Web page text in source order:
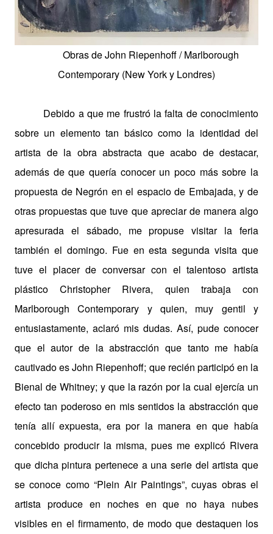
Obras de John Riepenhoff /Marlborough
Contemporary (New York y Londres)
Debido a que me frustró la falta de conocimiento
sobre un elemento tan básico como la identidad del
artista de la obra abstracta que acabo de destacar,
además de que quería conocer un poco más sobre la
propuesta de Negrón en el espacio de Embajada, y de
otras propuestas que tuve que apreciar de manera algo
apresurada el sábado, me propuse visitar la feria
también el domingo. Fue en esta segunda visita que
tuve el placer de conversar con el talentoso artista
plástico Christopher Rivera, quien trabaja con
Marlborough Contemporary y quien, muy gentil y
entusiastamente, aclaró mis dudas. Así, pude conocer
que el autor de la abstracción que tanto me había
cautivado es John Riepenhoff; que recién participó en la
Bienal de Whitney; y que la razón por la cual ejercía un
efecto tan poderoso en mis sentidos la abstracción que
tenía allí expuesta, era por la manera en que había
concebido producir la misma, pues me explicó Rivera
que dicha pintura pertenece a una serie del artista que
se conoce como “Plein Air Paintings”, cuyas obras el
artista produce en noches en que no haya nubes
visibles en el firmamento, de modo que destaquen los